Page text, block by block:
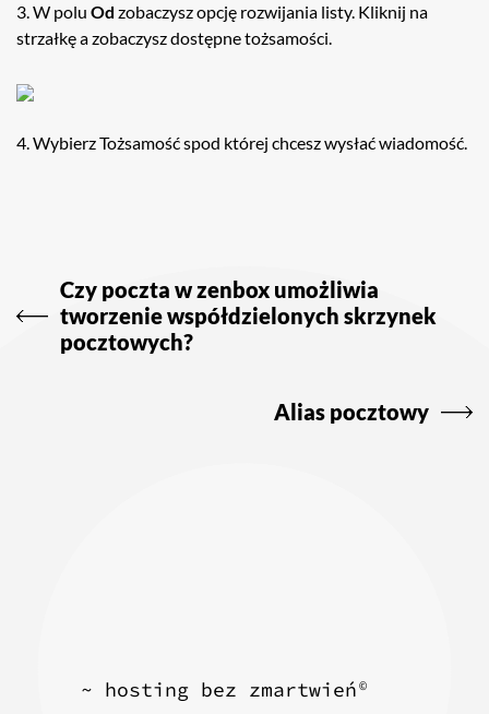
3. W polu Od zobaczysz opcję rozwijania listy. Kliknij na
strzałkę a zobaczysz dostępne tożsamości.
4. Wybierz Tożsamość spod której chcesz wysłać wiadomość.
wpisuCzy poczta w zenbox umożliwia
tworzenie współdzielonych skrzynek
pocztowych?
Alias pocztowy
~ hosting bez zmartwień
©